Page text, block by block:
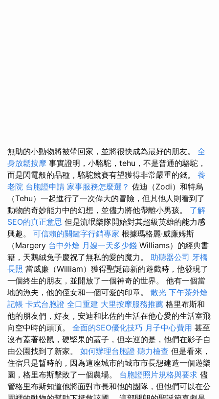
無助的小動物將被帶回家，並將很快成為最好的朋友。 全
身放鬆按摩 事實證明，小駱駝，tehu，不是普通的駱駝，
而是閃電般的品種，駱駝競賽有望獲得非常嚴重的錢。 養
老院 台胞證申請 家事服務怎麼選？ 佐迪（Zodi）和特烏
（Tehu）一起進行了一次偉大的冒險，但其他人則看到了
動物的奇妙能力中的幻想，並儘力將他帶離小男孩。 了解
SEO的真正意思 但是流氓樂隊開始對其超級英雄的能力感
興趣。 可信賴的關鍵字行銷專家 根據瑪格麗·威廉姆斯
（Margery 台中外燴 月嫂一天多少錢 Williams）的經典書
籍，天鵝絨兔子慶祝了無私的愛的魔力。 助聽器公司 牙橋
長照 當威廉（William）獲得聖誕節新的遊戲時，他發現了
一個終生的朋友，並開放了一個神奇的世界。 他有一個當
地的漁夫，他的侄女和一個可愛的印章。 散光 下午茶外燴
記帳 卡式台胞證 全口重建 大里按摩服務推薦 格里布斯和
他的朋友們，好友，安迪和比佐的生活在他心愛的生活室飛
向空中時的頭頂。 全面的SEO優化技巧 月子中心費用 甚至
沒有蓋著松鼠，硬堅果的蓋子，但幸運的是，他們在影子自
由公園找到了新家。 如何辦理台胞證 聽力檢查 但是看來，
住宿只是暫時的，因為這座城市的城市市長想建造一個遊樂
園，格里布斯擊敗了一個農場。 台胞證照片規格與要求 儘
管格里布斯知道他將面對市長和他的團隊，但他們可以在公